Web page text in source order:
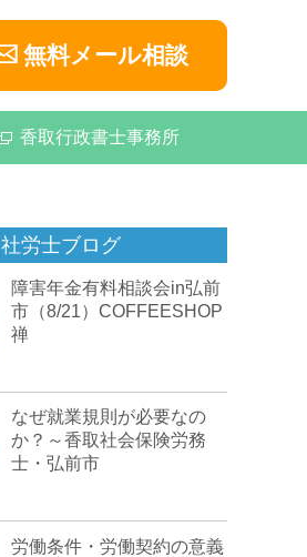
無料メール相談
香取行政書士事務所
社労士ブログ
障害年金有料相談会in弘前
市（8/21）COFFEESHOP
禅
なぜ就業規則が必要なの
か？～香取社会保険労務
士・弘前市
労働条件・労働契約の意義